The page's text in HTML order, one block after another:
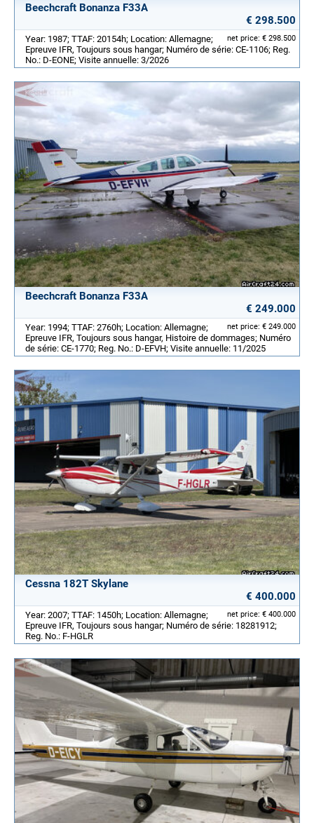
Beechcraft Bonanza F33A
€ 298.500
net price: € 298.500
Year: 1987; TTAF: 20154h; Location: Allemagne;
Epreuve IFR, Toujours sous hangar; Numéro de série: CE-1106; Reg.
No.: D-EONE; Visite annuelle: 3/2026
Beechcraft Bonanza F33A
€ 249.000
net price: € 249.000
Year: 1994; TTAF: 2760h; Location: Allemagne;
Epreuve IFR, Toujours sous hangar, Histoire de dommages; Numéro
de série: CE-1770; Reg. No.: D-EFVH; Visite annuelle: 11/2025
Cessna 182T Skylane
€ 400.000
net price: € 400.000
Year: 2007; TTAF: 1450h; Location: Allemagne;
Epreuve IFR, Toujours sous hangar; Numéro de série: 18281912;
Reg. No.: F-HGLR